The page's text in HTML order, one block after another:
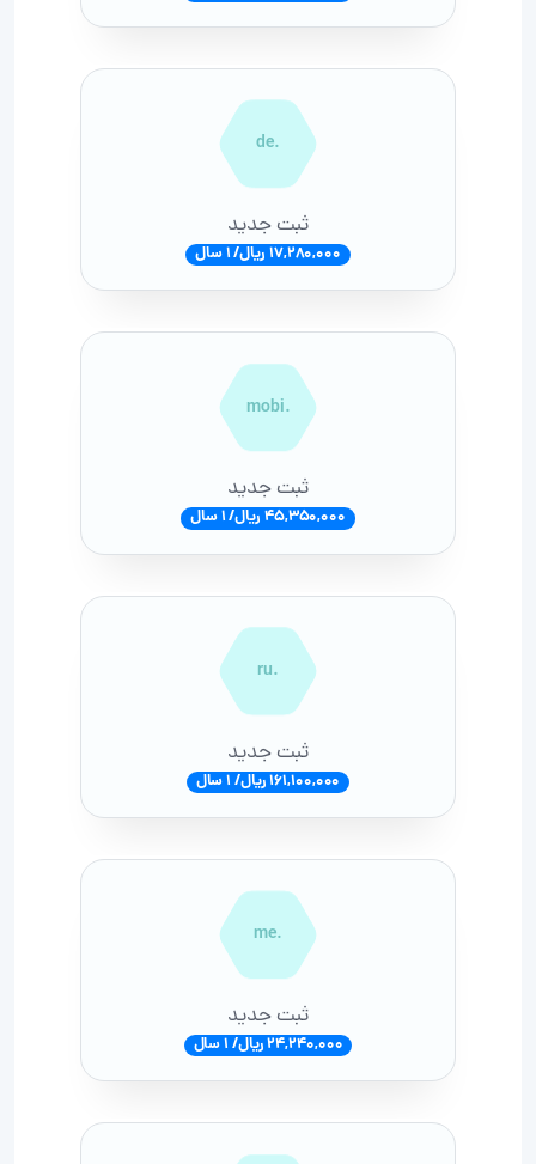
.de
ثبت جدید
17,280,000 ریال/ 1 سال
.mobi
ثبت جدید
45,350,000 ریال/ 1 سال
.ru
ثبت جدید
161,100,000 ریال/ 1 سال
.me
ثبت جدید
24,240,000 ریال/ 1 سال